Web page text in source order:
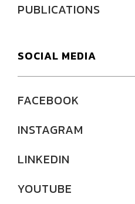
PUBLICATIONS
SOCIAL MEDIA
FACEBOOK
INSTAGRAM
LINKEDIN
YOUTUBE